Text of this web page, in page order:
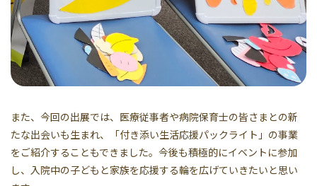
また、今回の出展では、医療従事者や病院保育士の皆さまとの新
たな出会いも生まれ、「付き添い生活応援パックライト」の事業
をご紹介することもできました。今後も積極的にイベントに参加
し、入院中の子どもと家族を応援する輪を広げていきたいと思い